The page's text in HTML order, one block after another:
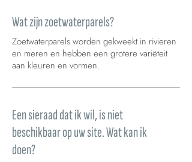
Wat zijn zoetwaterparels?
Zoetwaterparels worden gekweekt in rivieren
en meren en hebben een grotere variëteit
aan kleuren en vormen.
Een sieraad dat ik wil, is niet
beschikbaar op uw site. Wat kan ik
doen?